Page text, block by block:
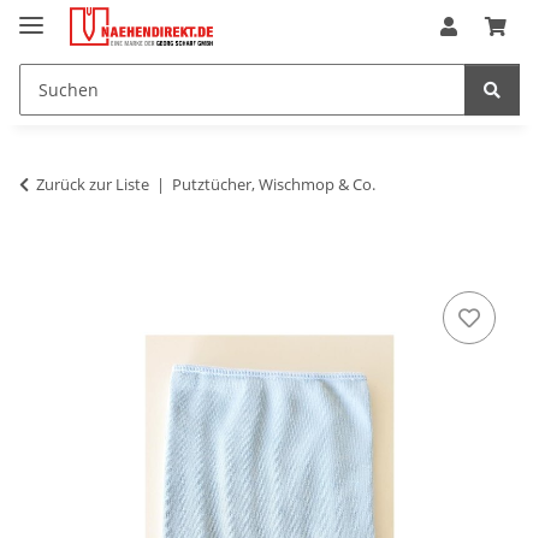
Zurück zur Liste Putztücher, Wischmop & Co.